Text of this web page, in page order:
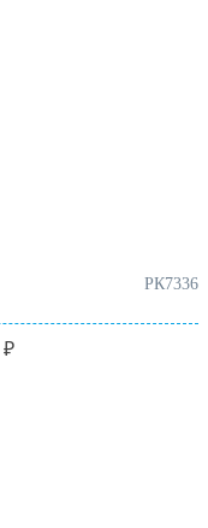
РК7336
₽